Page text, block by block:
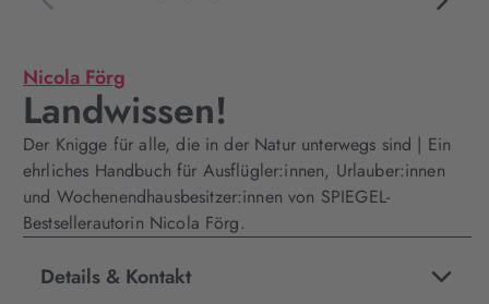
Nicola Förg
Landwissen!
Der Knigge für alle, die in der Natur unterwegs sind | Ein
ehrliches Handbuch für Ausflügler:innen, Urlauber:innen
und Wochenendhausbesitzer:innen von SPIEGEL-
Bestsellerautorin Nicola Förg.
Details & Kontakt